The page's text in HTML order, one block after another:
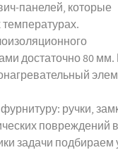
панелей, которые
достаточно 80
ручки,
повреждений
задачи